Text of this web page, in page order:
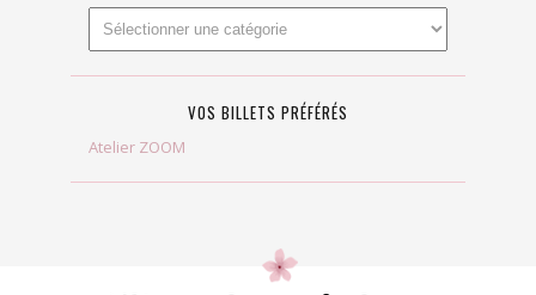
VOS BILLETS PRÉFÉRÉS
Atelier ZOOM